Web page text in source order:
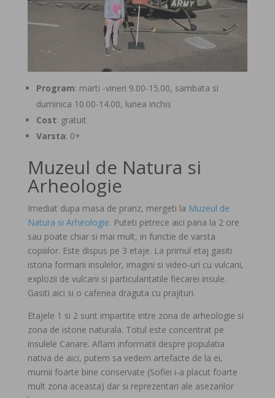
Program: marti -vineri 9.00-15.00, sambata si
duminica 10.00-14.00, lunea inchis
Cost: gratuit
Varsta: 0+
Muzeul de Natura si
Arheologie
Imediat dupa masa de pranz, mergeti la Muzeul de
Natura si Arheologie. Puteti petrece aici pana la 2 ore
sau poate chiar si mai mult, in functie de varsta
copiiilor. Este dispus pe 3 etaje. La primul etaj gasiti
istoria formarii insulelor, imagini si video-uri cu vulcani,
explozii de vulcani si particularitatile fiecarei insule.
Gasiti aici si o cafenea draguta cu prajituri.
Etajele 1 si 2 sunt impartite intre zona de arheologie si
zona de istorie naturala. Totul este concentrat pe
insulele Canare. Aflam informatii despre populatia
nativa de aici, putem sa vedem artefacte de la ei,
mumii foarte bine conservate (Sofiei i-a placut foarte
mult zona aceasta) dar si reprezentari ale asezarilor